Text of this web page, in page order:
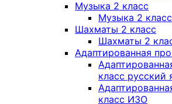
Музыка 2 класс
Музыка 2
Шахматы 2 класс
Шахматы 2
Адаптированная
класс русский
класс ИЗО